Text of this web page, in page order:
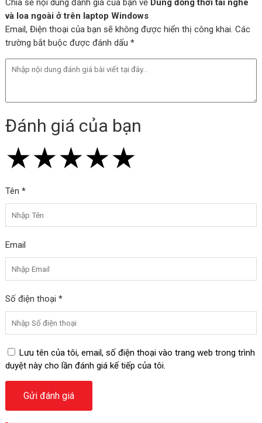
Chia sẻ nội dung đánh giá của bạn về Dùng đồng thời tai nghe
và loa ngoài ở trên laptop Windows
Email, Điện thoại của bạn sẽ không được hiển thị công khai. Các
trường bắt buộc được đánh dấu *
Đánh giá của bạn
★
★★
★★★
★★★★
★★★★★
Tên *
Email
Số điện thoại *
Lưu tên của tôi, email, số điện thoại vào trang web trong trình
duyệt này cho lần đánh giá kế tiếp của tôi.